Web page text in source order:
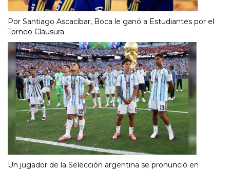
Por Santiago Ascacíbar, Boca le ganó a Estudiantes por el
Torneo Clausura
Un jugador de la Selección argentina se pronunció en